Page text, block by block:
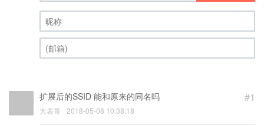
昵称 (必填)
#1
扩展后的SSID 能和原来的同名吗
大表哥 2018-05-08 10:38:18